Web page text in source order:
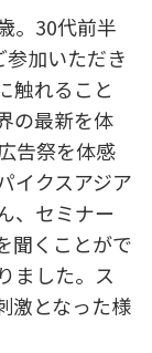
。30代前半
加いただき
触れること
の最新を体
告祭を体感
イクスアジア
、セミナー
聞くことがで
ました。ス
激となった様